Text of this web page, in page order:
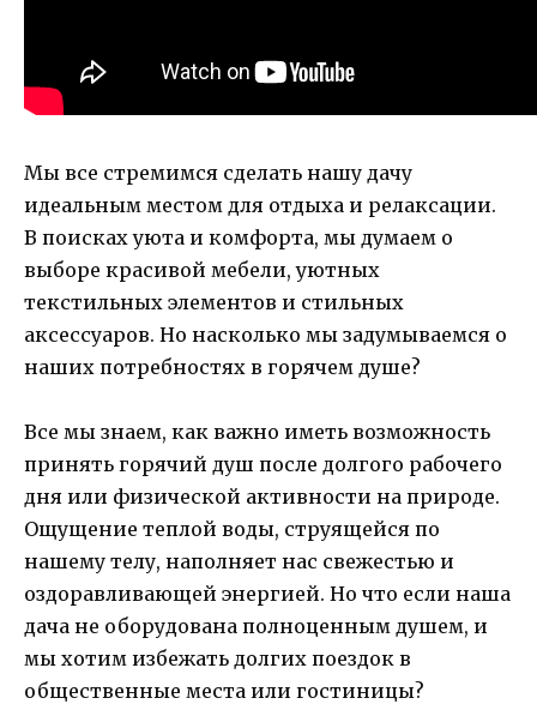
Мы все стремимся сделать нашу дачу
идеальным местом для отдыха и релаксации.
В поисках уюта и комфорта, мы думаем о
выборе красивой мебели, уютных
текстильных элементов и стильных
аксессуаров. Но насколько мы задумываемся о
наших потребностях в горячем душе?
Все мы знаем, как важно иметь возможность
принять горячий душ после долгого рабочего
дня или физической активности на природе.
Ощущение теплой воды, струящейся по
нашему телу, наполняет нас свежестью и
оздоравливающей энергией. Но что если наша
дача не оборудована полноценным душем, и
мы хотим избежать долгих поездок в
общественные места или гостиницы?